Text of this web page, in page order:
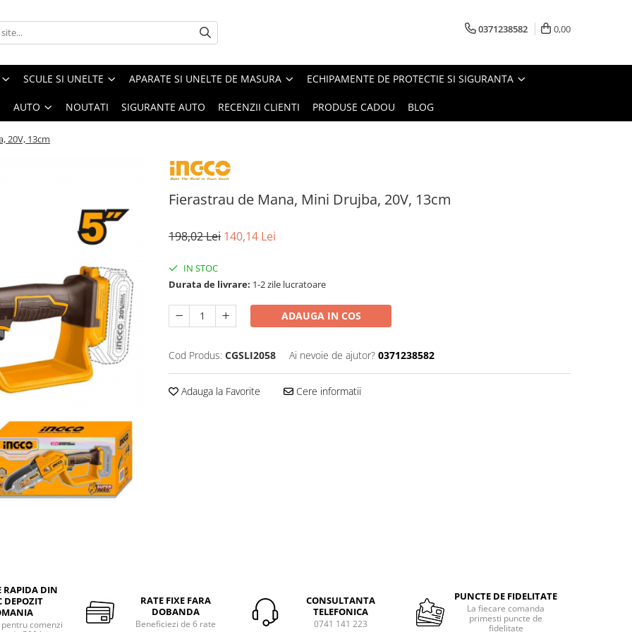
0371238582 0,00
SCULE SI UNELTE APARATE SI UNELTE DE MASURA ECHIPAMENTE DE PROTECTIE SI SIGURANTA
AUTO NOUTATI SIGURANTE AUTO RECENZII CLIENTI PRODUSE CADOU BLOG
20V, 13cm
Fierastrau de Mana, Mini Drujba, 20V, 13cm
198,02 Lei 140,14 Lei
IN STOC
Durata de livrare: 1-2 zile lucratoare
ADAUGA IN COS
Cod Produs: CGSLI2058 Ai nevoie de ajutor? 0371238582
Adauga la Favorite Cere informatii
RAPIDA DIN
DEPOZIT
comenzi
RATE FIXE FARA
DOBANDA
Beneficiezi de 6 rate
CONSULTANTA
TELEFONICA
0741 141 223
PUNCTE DE FIDELITATE
La fiecare comanda
primesti puncte de
fidelitate